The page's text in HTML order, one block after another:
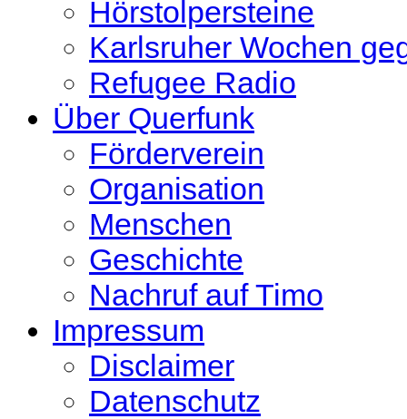
Hörstolpersteine
Karlsruher Wochen
Refugee Radio
Über Querfunk
Förderverein
Organisation
Menschen
Geschichte
Nachruf auf Timo
Impressum
Disclaimer
Datenschutz